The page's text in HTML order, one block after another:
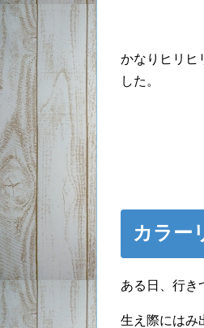
かなりヒリヒ
した。
カラー
ある日、行き
生え際にはみ